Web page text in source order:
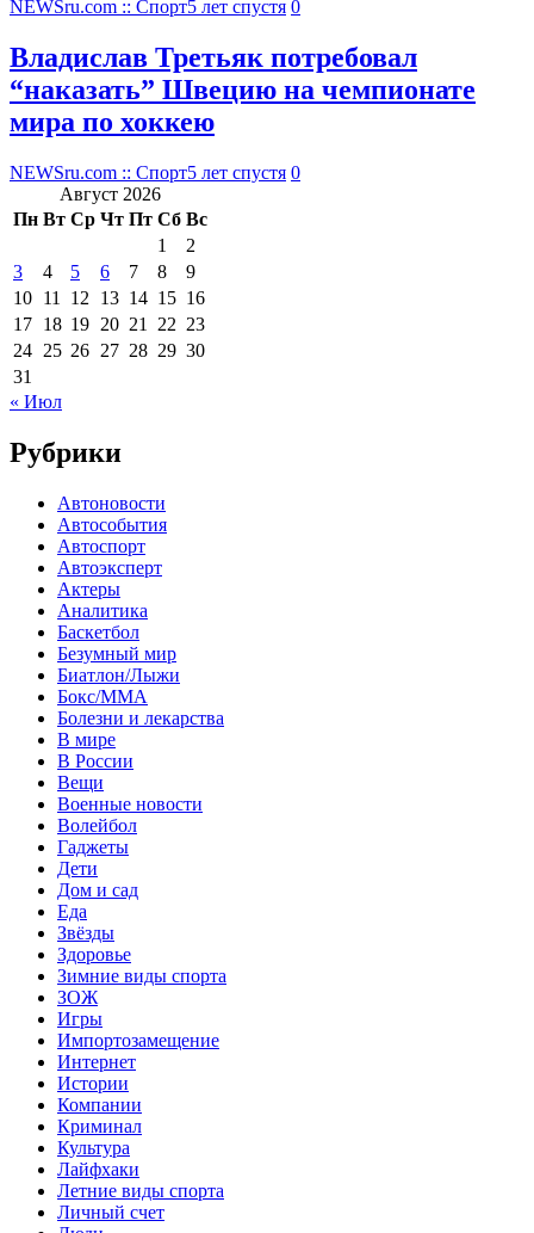
NEWSru.com :: Спорт5 лет спустя 0
Владислав Третьяк потребовал
“наказать” Швецию на чемпионате
мира по хоккею
NEWSru.com :: Спорт5 лет спустя 0
Август 2026
Пн Вт Ср Чт Пт Сб Вс
1
2
3
4 5 6 7 8
9
10 11 12 13 14 15 16
17 18 19 20 21 22 23
24 25 26 27 28 29 30
31
« Июл
Рубрики
Автоновости
Автособытия
Автоспорт
Автоэксперт
Актеры
Аналитика
Баскетбол
Безумный мир
Биатлон/Лыжи
Бокс/MMA
Болезни и лекарства
В мире
В России
Вещи
Военные новости
Волейбол
Гаджеты
Дети
Дом и сад
Еда
Звёзды
Здоровье
Зимние виды спорта
ЗОЖ
Игры
Импортозамещение
Интернет
Истории
Компании
Криминал
Культура
Лайфхаки
Летние виды спорта
Личный счет